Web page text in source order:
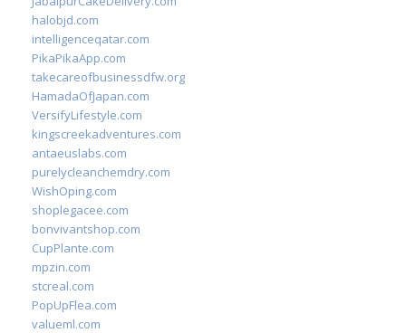
halobjd.com
intelligenceqatar.com
PikaPikaApp.com
takecareofbusinessdfw.org
HamadaOfJapan.com
VersifyLifestyle.com
kingscreekadventures.com
antaeuslabs.com
purelycleanchemdry.com
WishOping.com
shoplegacee.com
bonvivantshop.com
CupPlante.com
mpzin.com
stcreal.com
PopUpFlea.com
valueml.com